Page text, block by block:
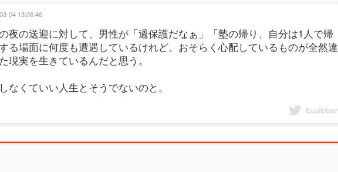
夜の送迎に対して、男性が「過保護だなぁ」「塾の帰り、自分は1人で帰
る場面に何度も遭遇しているけれど、おそらく心配しているものが全然違
現実を生きているんだと思う。
なくていい人生とそうでないのと。
04 13:06:46